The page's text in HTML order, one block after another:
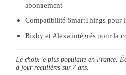
abonnement
Compatibilité SmartThings pour
Bixby et Alexa intégrés pour la
Le choix le plus populaire en France.
à jour régulières sur 7 ans.